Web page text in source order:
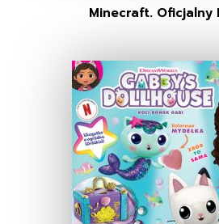
Minecraft. Oficjalny